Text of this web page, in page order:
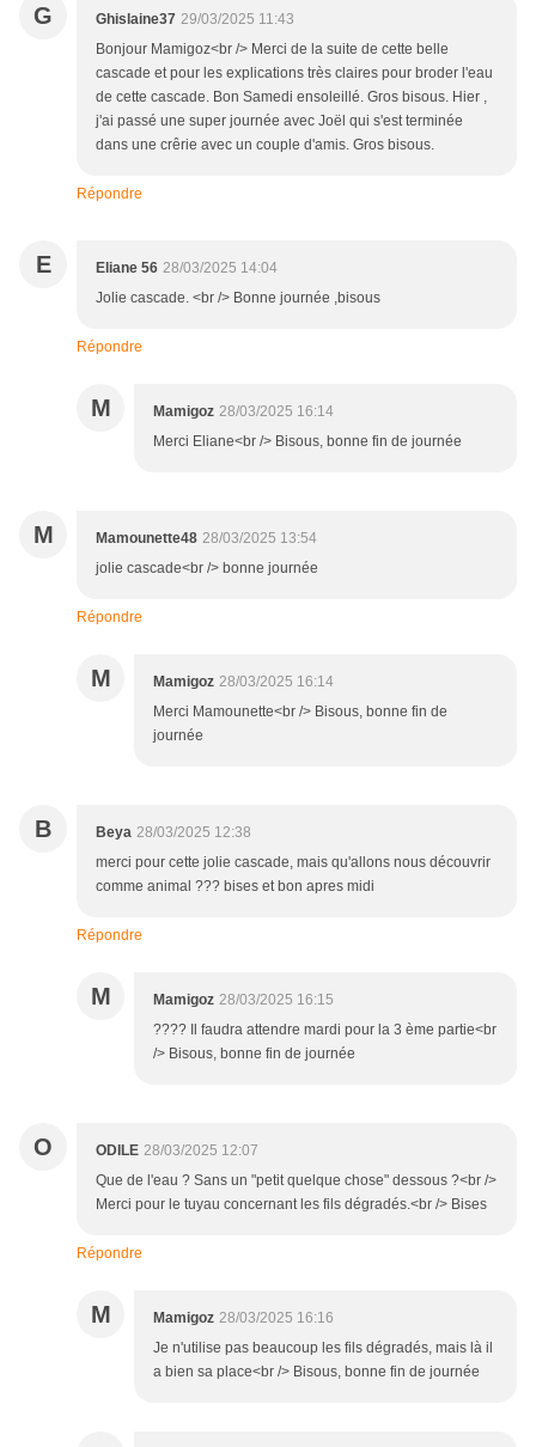
G Ghislaine37 29/03/2025 11:43
Bonjour Mamigoz<br /> Merci de la suite de cette belle
cascade et pour les explications très claires pour broder l'eau
de cette cascade. Bon Samedi ensoleillé. Gros bisous. Hier ,
j'ai passé une super journée avec Joël qui s'est terminée
dans une crêrie avec un couple d'amis. Gros bisous.
Répondre
E Eliane 56 28/03/2025 14:04
Jolie cascade. <br /> Bonne journée ,bisous
Répondre
M Mamigoz 28/03/2025 16:14
Merci Eliane<br /> Bisous, bonne fin de journée
M Mamounette48 28/03/2025 13:54
jolie cascade<br /> bonne journée
Répondre
M Mamigoz 28/03/2025 16:14
Merci Mamounette<br /> Bisous, bonne fin de
journée
B Beya 28/03/2025 12:38
merci pour cette jolie cascade, mais qu'allons nous découvrir
comme animal ??? bises et bon apres midi
Répondre
M Mamigoz 28/03/2025 16:15
???? Il faudra attendre mardi pour la 3 ème partie<br
/> Bisous, bonne fin de journée
O ODILE 28/03/2025 12:07
Que de l'eau ? Sans un "petit quelque chose" dessous ?<br />
Merci pour le tuyau concernant les fils dégradés.<br /> Bises
Répondre
M Mamigoz 28/03/2025 16:16
Je n'utilise pas beaucoup les fils dégradés, mais là il
a bien sa place<br /> Bisous, bonne fin de journée